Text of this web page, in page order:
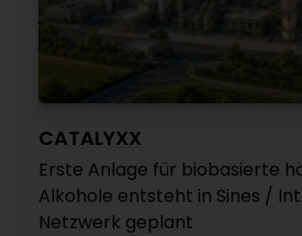
CATALYXX
Erste Anlage für biobasierte
Alkohole entsteht in Sines /
Netzwerk geplant